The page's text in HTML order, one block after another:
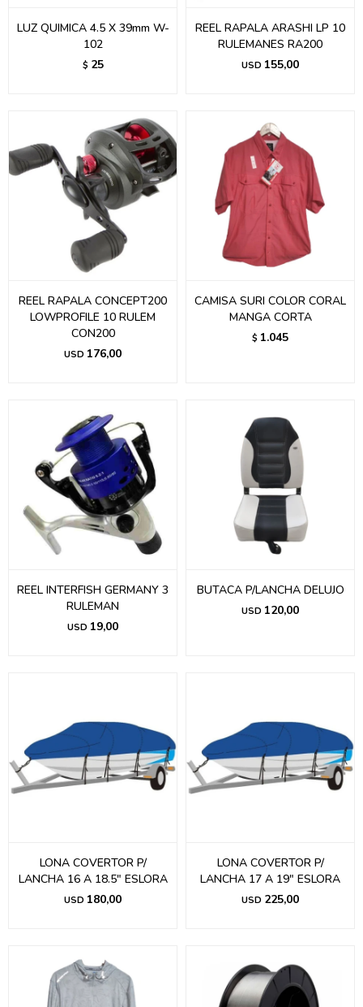
LUZ QUIMICA 4.5 X 39mm W-
102
$ 25
REEL RAPALA ARASHI LP 10
RULEMANES RA200
USD 155,00
REEL RAPALA CONCEPT200
LOWPROFILE 10 RULEM
CON200
USD 176,00
CAMISA SURI COLOR CORAL
MANGA CORTA
$ 1.045
REEL INTERFISH GERMANY 3
RULEMAN
USD 19,00
BUTACA P/LANCHA DELUJO
USD 120,00
LONA COVERTOR P/
LANCHA 16 A 18.5" ESLORA
USD 180,00
LONA COVERTOR P/
LANCHA 17 A 19" ESLORA
USD 225,00